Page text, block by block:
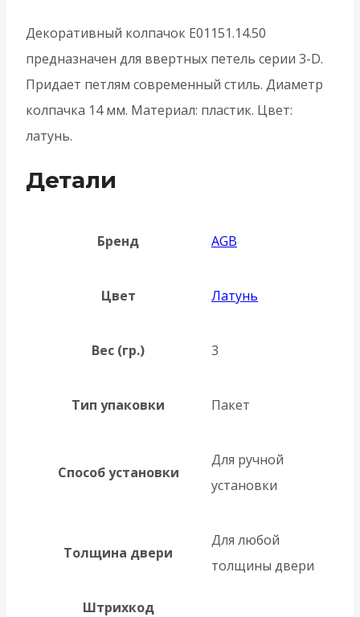
D
-
Латунь
Декоративный колпачок E01151.14.50
предназначен для ввертных петель серии 3-D.
Придает петлям современный стиль. Диаметр
колпачка 14 мм. Материал: пластик. Цвет:
латунь.
Детали
Бренд AGB
Цвет Латунь
Вес (гр.) 3
Тип упаковки Пакет
Способ установки
Для ручной
установки
Толщина двери
Для любой
толщины двери
Штрихкод